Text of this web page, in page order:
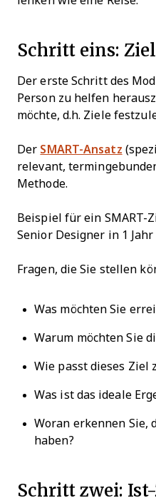
Schritt eins:
Der erste Schritt des
Person zu helfen
möchte, d.h. Ziele
Der SMART-Ansatz
relevant,
Methode.
Beispiel für ein SMART-
Senior Designer in 1 Jahr
Fragen, die Sie stellen
Was möchten Sie
Warum möchten Sie
Wie passt dieses Ziel
Was ist das ideale
Woran erkennen Sie,
haben?
Schritt zwei: